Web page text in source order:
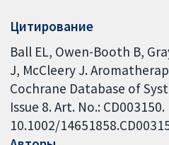
Цитирование
Ball EL, Owen-Booth B,
J, McCleery J.
Cochrane Database of
Issue 8. Art. No.: CD003150.
10.1002/